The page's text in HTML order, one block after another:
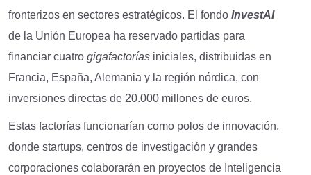
fronterizos en sectores estratégicos. El fondo InvestAI
de la Unión Europea ha reservado partidas para
financiar cuatro gigafactorías iniciales, distribuidas en
Francia, España, Alemania y la región nórdica, con
inversiones directas de 20.000 millones de euros.
Estas factorías funcionarían como polos de innovación,
donde startups, centros de investigación y grandes
corporaciones colaborarán en proyectos de Inteligencia